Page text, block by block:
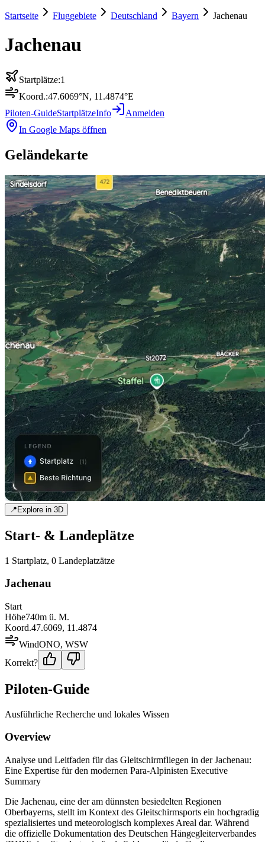
Startseite Fluggebiete Deutschland Bayern Jachenau
Jachenau
Startplätze:1
Koord.:47.6069°N, 11.4874°E
Piloten-GuideStartplätzeInfo
Anmelden
In Google Maps öffnen
Geländekarte
📍Explore in 3D
Start- & Landeplätze
1 Startplatz, 0 Landeplatzätze
Jachenau
Start
Höhe740m ü. M.
Koord.47.6069, 11.4874
WindONO, WSW
Korrekt?
Piloten-Guide
Ausführliche Recherche und lokales Wissen
Overview
Analyse und Leitfaden für das Gleitschirmfliegen in der Jachenau:
Eine Expertise für den modernen Para-Alpinisten Executive
Summary
Die Jachenau, eine der am dünnsten besiedelten Regionen
Oberbayerns, stellt im Kontext des Gleitschirmsports ein hochgradig
spezialisiertes und meteorologisch komplexes Areal dar. Während
die offizielle Dokumentation des Deutschen Hängegleiterverbandes